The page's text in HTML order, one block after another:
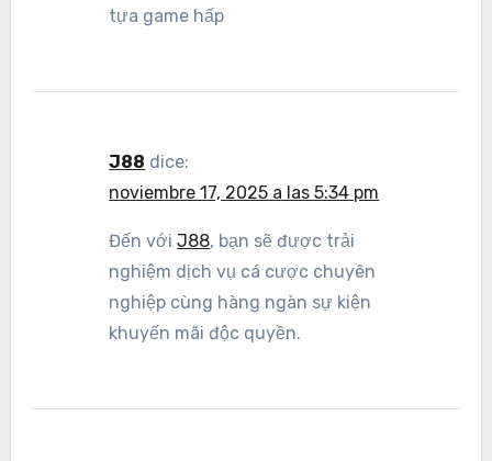
tựa game hấp
J88 dice:
noviembre 17, 2025 a las 5:34 pm
Đến vớiJ88, bạn sẽ được trải
nghiệm dịch vụ cá cược chuyên
nghiệp cùng hàng ngàn sự kiện
khuyến mãi độc quyền.